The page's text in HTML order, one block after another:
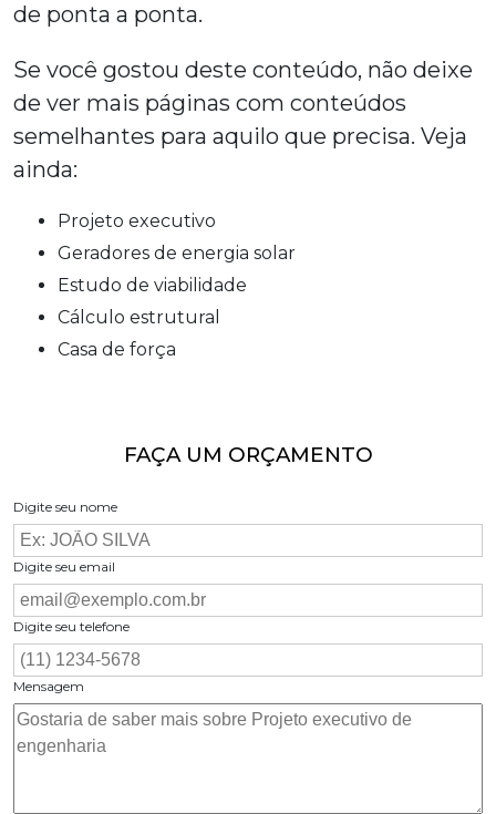
de ponta a ponta.
Se você gostou deste conteúdo, não deixe
de ver mais páginas com conteúdos
semelhantes para aquilo que precisa. Veja
ainda:
projeto executivo
geradores de energia solar
estudo de viabilidade
cálculo estrutural
casa de força
FAÇA UM ORÇAMENTO
Digite seu nome
Digite seu email
Digite seu telefone
Mensagem